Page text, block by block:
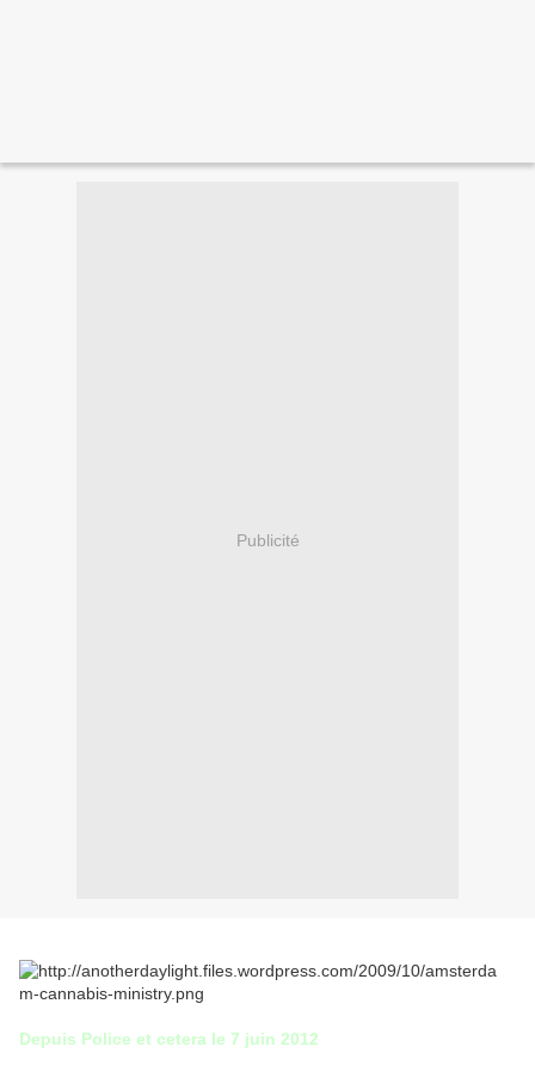
Publicité
Depuis Police et cetera le 7 juin 2012